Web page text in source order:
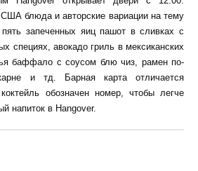
США блюда и авторские вариации на тему
пять запеченных яиц пашот в сливках с
специях, авокадо гриль в мексиканских
баффало с соусом блю чиз, рамен по-
и тд. Барная карта отличается
обозначен номер, чтобы легче
напиток в Hangover.